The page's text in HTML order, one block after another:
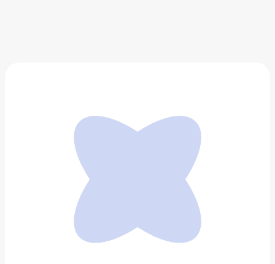
Фен для волос с BLDC-мотором, Tuvio HD18BLI01